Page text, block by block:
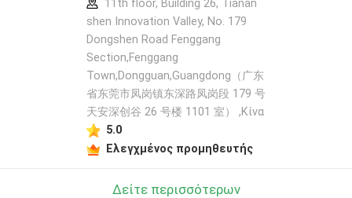
11th floor, Building 26, Tianan
shen Innovation Valley, No. 179
Dongshen Road Fenggang
Section,Fenggang
Town,Dongguan,Guangdong（广东
省东莞市凤岗镇东深路凤岗段 179 号
天安深创谷 26 号楼 1101 室） ,Κίνα
5.0
Ελεγχμένος προμηθευτής
Δείτε περισσότερων